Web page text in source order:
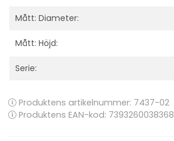
Mått: Diameter:
Mått: Höjd:
Serie:
Produktens artikelnummer: 7437-02
Produktens EAN-kod: 7393260038368